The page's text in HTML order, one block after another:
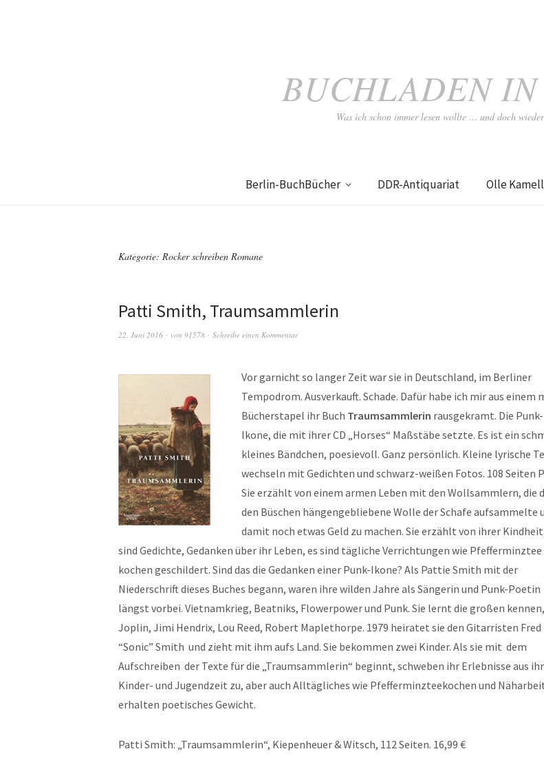
BUCHLADEN
Was ich schon immer lesen wollte … und doch
Berlin-BuchBücher DDR-Antiquariat Olle
Kategorie: Rocker schreiben Romane
Patti Smith, Traumsammlerin
22. Juni 2016 von 91578 Schreibe einen Kommentar
Vor garnicht so langer Zeit war sie in Deutschland, im Berliner
Tempodrom. Ausverkauft. Schade. Dafür habe ich mir aus einem
Bücherstapel ihr Buch Traumsammlerin rausgekramt. Die Punk-
Ikone, die mit ihrer CD „Horses“ Maßstäbe setzte. Es ist ein
kleines Bändchen, poesievoll. Ganz persönlich. Kleine lyrische
wechseln mit Gedichten und schwarz-weißen Fotos. 108 Seiten
Sie erzählt von einem armen Leben mit den Wollsammlern, die
den Büschen hängengebliebene Wolle der Schafe aufsammelte
damit noch etwas Geld zu machen. Sie erzählt von ihrer
sind Gedichte, Gedanken über ihr Leben, es sind tägliche Verrichtungen wie Pfefferminztee
kochen geschildert. Sind das die Gedanken einer Punk-Ikone? Als Pattie Smith mit der
Niederschrift dieses Buches begann, waren ihre wilden Jahre als Sängerin und Punk-Poetin
längst vorbei. Vietnamkrieg, Beatniks, Flowerpower und Punk. Sie lernt die großen
Joplin, Jimi Hendrix, Lou Reed, Robert Maplethorpe. 1979 heiratet sie den Gitarristen Fred
“Sonic” Smith und zieht mit ihm aufs Land. Sie bekommen zwei Kinder. Als sie mit dem
Aufschreiben der Texte für die „Traumsammlerin“ beginnt, schweben ihr Erlebnisse aus
Kinder- und Jugendzeit zu, aber auch Alltägliches wie Pfefferminzteekochen und
erhalten poetisches Gewicht.
Patti Smith: „Traumsammlerin“, Kiepenheuer & Witsch, 112 Seiten. 16,99 €